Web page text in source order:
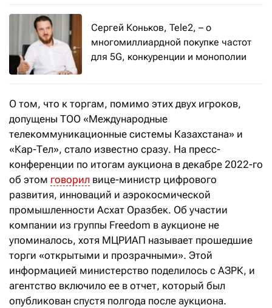
Сергей Коньков, Tele2, – о
многомиллиардной покупке частот
для 5G, конкуренции и монополии
О том, что к торгам, помимо этих двух игроков,
допущены ТОО «Международные
телекоммуникационные системы Казахстана» и
«Кар-Тел», стало известно сразу. На пресс-
конференции по итогам аукциона в декабре 2022-го
об этом говорил вице-министр цифрового
развития, инноваций и аэрокосмической
промышленности Асхат Оразбек. Об участии
компании из группы Freedom в аукционе не
упоминалось, хотя МЦРИАП называет прошедшие
торги «открытыми и прозрачными». Этой
информацией министерство поделилось с АЗРК, и
агентство включило ее в отчет, который был
опубликован спустя полгода после аукциона.